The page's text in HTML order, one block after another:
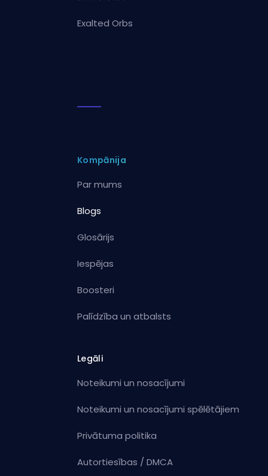
Exalted Orbs
Kompānija
Par mums
Blogs
Glosārijs
Iespējas
Boosteri
Palīdzība un atbalsts
Legāli
Noteikumi un nosacījumi
Noteikumi un nosacījumi spēlētājiem
Privātuma politika
Autortiesības / DMCA